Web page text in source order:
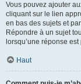
Vous pouvez ajouter
cliquant sur le lien
en bas des sujets et
Répondre à un sujet
lorsqu’une réponse
Haut